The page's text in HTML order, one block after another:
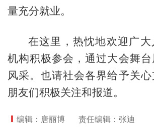
量充分就业。
在这里，热忱地欢迎广
机构积极参会，通过大会舞
风采。也请社会各界给予关
朋友们积极关注和报道。
编辑：唐丽博 责任编辑：张迪